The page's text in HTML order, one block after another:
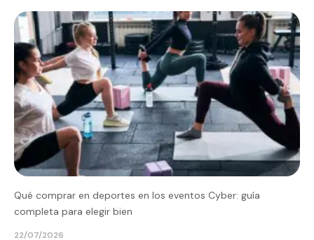
Qué comprar en deportes en los eventos Cyber: guía
completa para elegir bien
22/07/2026